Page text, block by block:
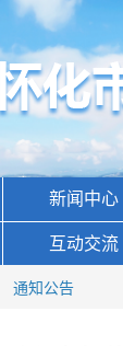
新闻中心
互动交流
通知公告